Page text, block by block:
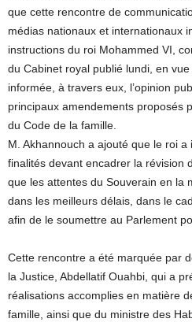
que cette rencontre de
médias nationaux et internationaux
instructions du roi Mohammed VI,
du Cabinet royal publié lundi, en
informée, à travers eux, l’opinion
principaux amendements proposés
du Code de la famille.
M. Akhannouch a ajouté que le roi
finalités devant encadrer la révision
que les attentes du Souverain en la
dans les meilleurs délais, dans le
afin de le soumettre au Parlement
Cette rencontre a été marquée par
la Justice, Abdellatif Ouahbi, qui a
réalisations accomplies en matière
famille, ainsi que du ministre des